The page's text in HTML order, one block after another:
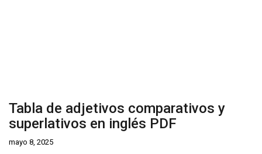
Tabla de adjetivos comparativos y
superlativos en inglés PDF
mayo 8, 2025